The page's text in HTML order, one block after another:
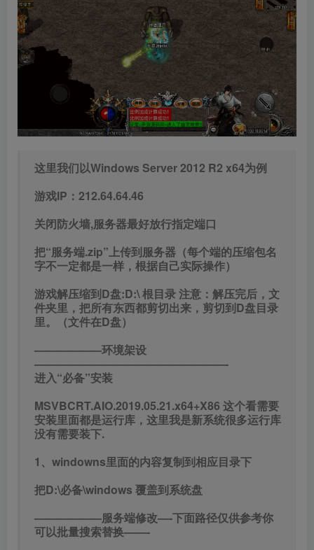
这里我们以Windows Server 2012 R2 x64为例
游戏IP：212.64.64.46
关闭防火墙,服务器最好放行指定端口
把“服务端.zip”上传到服务器（每个端的压缩包名
字不一定都是一样，根据自己实际操作）
游戏解压缩到D盘:D:\ 根目录 注意：解压完后，文
件夹里，把所有东西都剪切出来，剪切到D盘目录
里。（文件在D盘）
——————环境架设
—————————————————-
进入“必备”安装
MSVBCRT.AIO.2019.05.21.x64+X86 这个看需要
安装里面都是运行库，这里我是新系统很多运行库
没有需要装下.
1、windowns里面的内容复制到相应目录下
把D:\必备\windows 覆盖到系统盘
——————服务端修改—-下面路径仅供参考你
可以批量搜索替换——-